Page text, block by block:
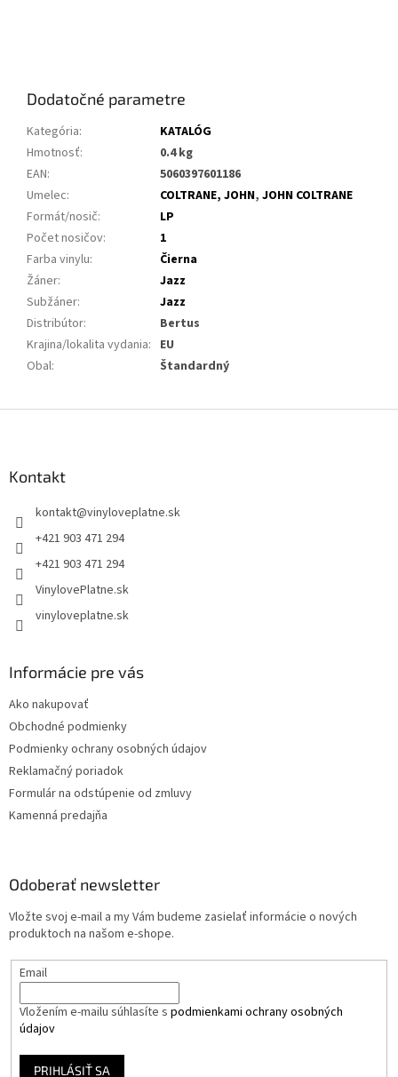
Dodatočné parametre
Kategória:
KATALÓG
Hmotnosť:
0.4 kg
EAN:
5060397601186
Umelec: COLTRANE, JOHN, JOHN COLTRANE
Formát/nosič:
LP
Počet nosičov:
1
Farba vinylu:
Čierna
Žáner:
Jazz
Subžáner:
Jazz
Distribútor:
Bertus
Krajina/lokalita vydania: EU
Obal: Štandardný
Kontakt
kontakt@vinyloveplatne.sk
+421 903 471 294
+421 903 471 294
VinylovePlatne.sk
vinyloveplatne.sk
Informácie pre vás
Ako nakupovať
Obchodné podmienky
Podmienky ochrany osobných údajov
Reklamačný poriadok
Formulár na odstúpenie od zmluvy
Kamenná predajňa
Odoberať newsletter
Vložte svoj e-mail a my Vám budeme zasielať informácie o nových
produktoch na našom e-shope.
Email
Vložením e-mailu súhlasíte s podmienkami ochrany osobných
údajov
PRIHLÁSIŤ SA